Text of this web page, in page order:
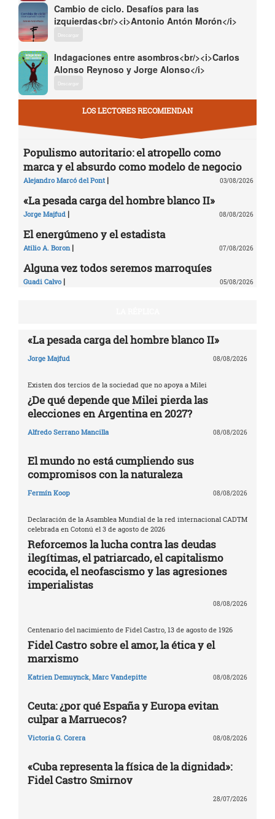
Cambio de ciclo. Desafíos para las
izquierdas<br/><i>Antonio Antón Morón</i>
Descargar
Indagaciones entre asombros<br/><i>Carlos
Alonso Reynoso y Jorge Alonso</i>
Descargar
LOS LECTORES RECOMIENDAN
Populismo autoritario: el atropello como
marca y el absurdo como modelo de negocio
Alejandro Marcó del Pont | 03/08/2026
«La pesada carga del hombre blanco II»
Jorge Majfud | 08/08/2026
El energúmeno y el estadista
Atilio A. Boron| 07/08/2026
Alguna vez todos seremos marroquíes
Guadi Calvo | 05/08/2026
«La pesada carga del hombre blanco II»
Jorge Majfud 08/08/2026
Existen dos tercios de la sociedad que no apoya a Milei
¿De qué depende que Milei pierda las
elecciones en Argentina en 2027?
Alfredo Serrano Mancilla 08/08/2026
El mundo no está cumpliendo sus
compromisos con la naturaleza
Fermín Koop 08/08/2026
Declaración de la Asamblea Mundial de la red internacional CADTM
celebrada en Cotonú el 3 de agosto de 2026
Reforcemos la lucha contra las deudas
ilegítimas, el patriarcado, el capitalismo
ecocida, el neofascismo y las agresiones
imperialistas
08/08/2026
Centenario del nacimiento de Fidel Castro, 13 de agosto de 1926
Fidel Castro sobre el amor, la ética y el
marxismo
Katrien Demuynck, Marc Vandepitte 08/08/2026
Ceuta: ¿por qué España y Europa evitan
culpar a Marruecos?
Victoria G. Corera 08/08/2026
«Cuba representa la física de la dignidad»:
Fidel Castro Smirnov
28/07/2026